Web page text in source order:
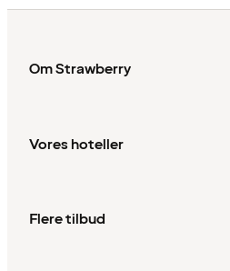
Om Strawberry
Vores hoteller
Flere tilbud